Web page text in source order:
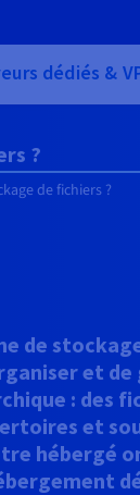
dédiés &
?
de fichiers ?
de
et de
: des
et
hébergé